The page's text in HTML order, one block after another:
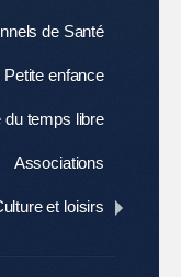
de Santé
Petite enfance
du temps libre
Associations
et loisirs